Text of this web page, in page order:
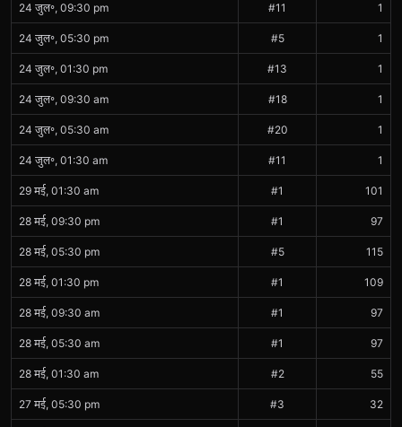
24 जुल॰, 09:30 pm #11 1
24 जुल॰, 05:30 pm #5 1
24 जुल॰, 01:30 pm #13 1
24 जुल॰, 09:30 am #18 1
24 जुल॰, 05:30 am #20 1
24 जुल॰, 01:30 am #11 1
29 मई, 01:30 am #1 101
28 मई, 09:30 pm #1 97
28 मई, 05:30 pm #5 115
28 मई, 01:30 pm #1 109
28 मई, 09:30 am #1 97
28 मई, 05:30 am #1 97
28 मई, 01:30 am #2 55
27 मई, 05:30 pm #3 32